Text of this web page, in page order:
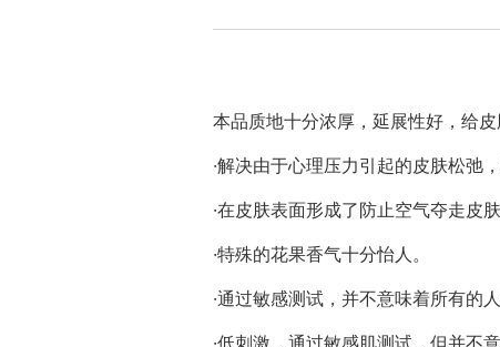
本品质地十分浓厚，延展性好，给
·解决由于心理压力引起的皮肤松弛
·在皮肤表面形成了防止空气夺走皮
·特殊的花果香气十分怡人。
·通过敏感测试，并不意味着所有的